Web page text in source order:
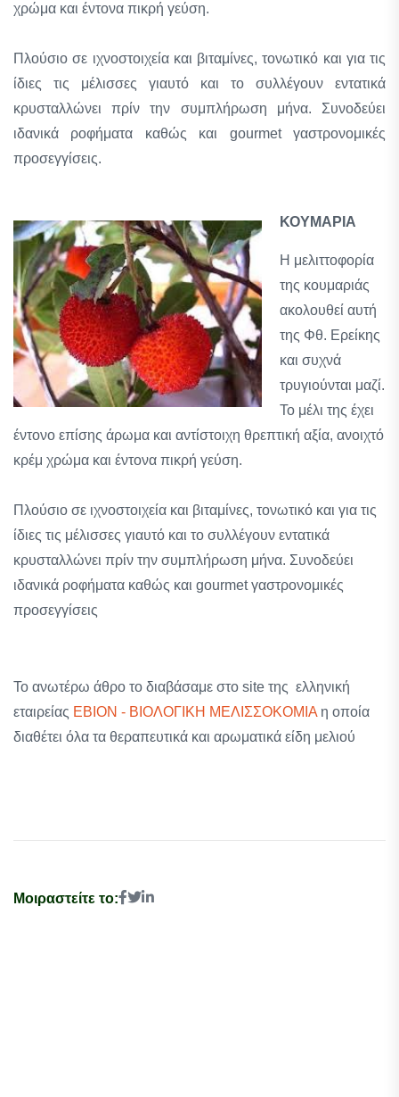
χρώμα και έντονα πικρή γεύση.
Πλούσιο σε ιχνοστοιχεία και βιταμίνες, τονωτικό και για τις
ίδιες τις μέλισσες γιαυτό και το συλλέγουν εντατικά
κρυσταλλώνει πρίν την συμπλήρωση μήνα. Συνοδεύει
ιδανικά ροφήματα καθώς και gourmet γαστρονομικές
προσεγγίσεις.
ΚΟΥΜΑΡΙΑ
Η μελιττοφορία
της κουμαριάς
ακολουθεί αυτή
της Φθ. Ερείκης
και συχνά
τρυγιούνται μαζί.
Το μέλι της έχει
έντονο επίσης άρωμα και αντίστοιχη θρεπτική αξία, ανοιχτό
κρέμ χρώμα και έντονα πικρή γεύση.
Πλούσιο σε ιχνοστοιχεία και βιταμίνες, τονωτικό και για τις
ίδιες τις μέλισσες γιαυτό και το συλλέγουν εντατικά
κρυσταλλώνει πρίν την συμπλήρωση μήνα. Συνοδεύει
ιδανικά ροφήματα καθώς και gourmet γαστρονομικές
προσεγγίσεις
Το ανωτέρω άθρο το διαβάσαμε στο site της ελληνική
εταιρείας EBION - ΒΙΟΛΟΓΙΚΗ ΜΕΛΙΣΣΟΚΟΜΙΑ η οποία
διαθέτει όλα τα θεραπευτικά και αρωματικά είδη μελιού
Μοιραστείτε το: